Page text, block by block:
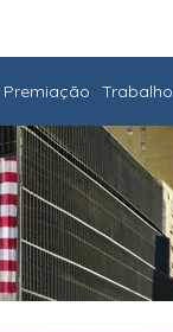
Premiação Trabalho